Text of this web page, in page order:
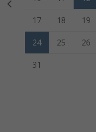
17 18 19
24 25 26
31